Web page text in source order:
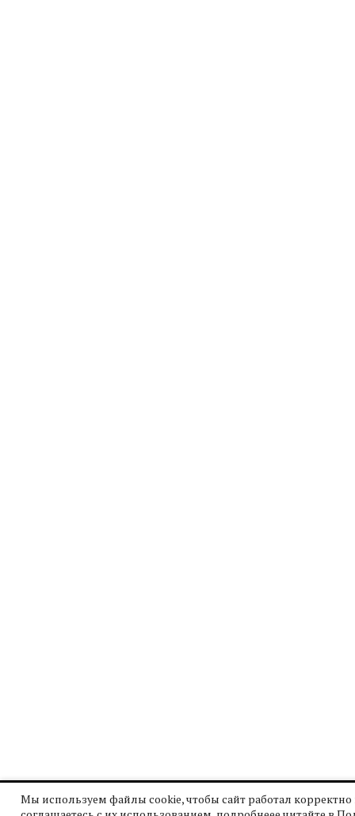
Мы используем файлы cookie, чтобы сайт работал